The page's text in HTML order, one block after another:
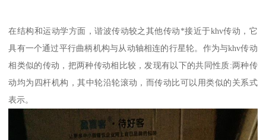
在结构和运动学方面，谐波传动较之其他传动*接近于khv传动，它
具有一个通过平行曲柄机构与从动轴相连的行星轮。作为与khv传动
相类似的传动，把两种传动相比较，发现有以下的共同性质:两种传
动均为四杆机构，其中轮沿轮滚动，而传动比可以用类似的关系式
表示。